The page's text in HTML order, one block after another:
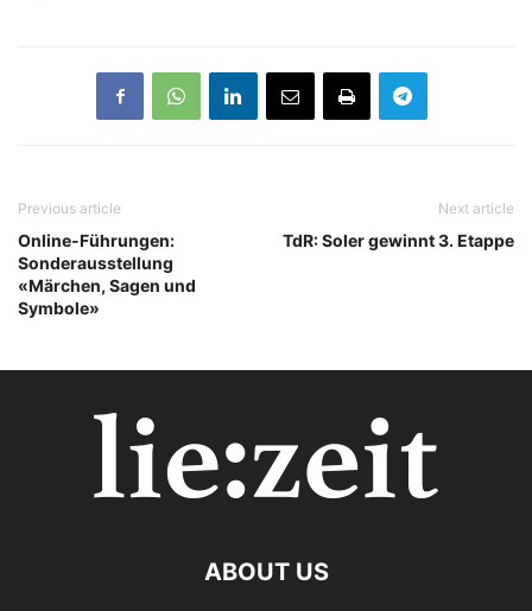
Previous article
Online-Führungen:
Sonderausstellung
«Märchen, Sagen und
Symbole»
Next article
TdR: Soler gewinnt 3. Etappe
ABOUT US